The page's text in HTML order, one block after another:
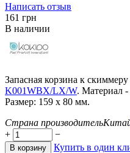
Написать отзыв
‍161‍ грн
В наличии
Запасная корзина к
K001WBX/LX/W. Материал
Размер: 159 х 80 мм.
Страна производитель
+
−
В корзину
Купить в один